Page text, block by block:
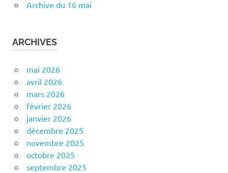
Archive du 16 mai
ARCHIVES
mai 2026
avril 2026
mars 2026
février 2026
janvier 2026
décembre 2025
novembre 2025
octobre 2025
septembre 2025